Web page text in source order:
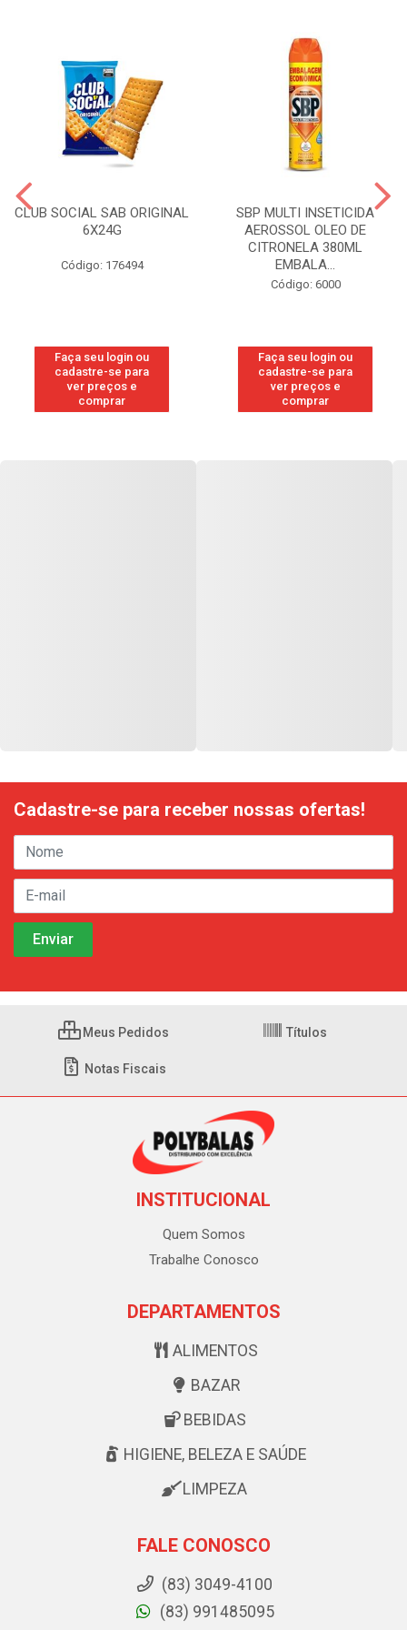
CLUB SOCIAL SAB ORIGINAL
6X24G
Código: 176494
Faça seu login ou
cadastre-se para
ver preços e
comprar
SBP MULTI INSETICIDA
AEROSSOL OLEO DE
CITRONELA 380ML
EMBALA...
Código: 6000
Faça seu login ou
cadastre-se para
ver preços e
comprar
Cadastre-se para receber nossas ofertas!
Meus Pedidos Títulos
Notas Fiscais
INSTITUCIONAL
Quem Somos
Trabalhe Conosco
DEPARTAMENTOS
ALIMENTOS
BAZAR
BEBIDAS
HIGIENE, BELEZA E SAÚDE
LIMPEZA
FALE CONOSCO
(83) 3049-4100
(83) 991485095